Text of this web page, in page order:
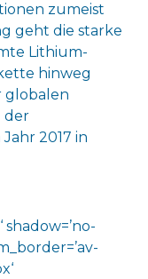
zumeist
geht die starke
Lithium-
hinweg
globalen
der
2017 in
shadow=’no-